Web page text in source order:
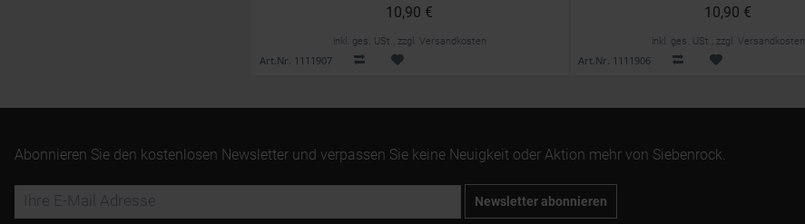
10,90 €
inkl. ges. USt., zzgl. Versandkosten
Art.Nr. 1111907
10,90 €
inkl. ges. USt., zzgl. Versandkosten
Art.Nr. 1111906
Abonnieren Sie den kostenlosen Newsletter und verpassen Sie keine Neuigkeit oder Aktion mehr von Siebenrock.
Newsletter abonnieren